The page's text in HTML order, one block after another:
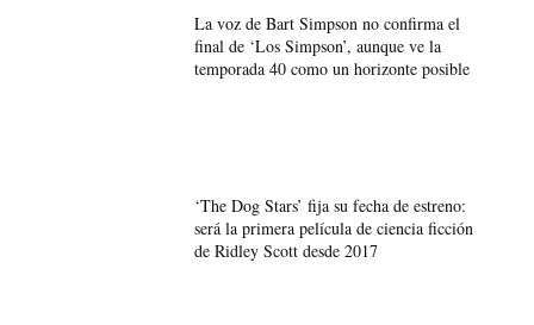
La voz de Bart Simpson no confirma el
final de ‘Los Simpson’, aunque ve la
temporada 40 como un horizonte posible
‘The Dog Stars’ fija su fecha de estreno:
será la primera película de ciencia ficción
de Ridley Scott desde 2017